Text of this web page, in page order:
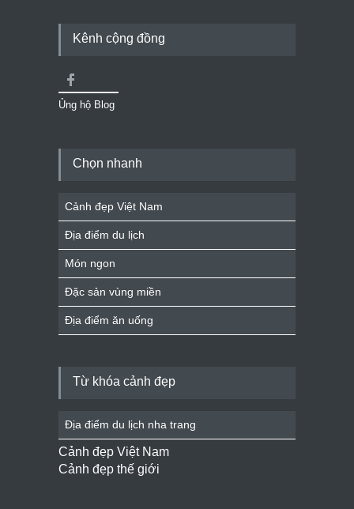
Kênh cộng đồng
Ủng hộ Blog
Chọn nhanh
Cảnh đẹp Việt Nam
Địa điểm du lịch
Món ngon
Đặc sản vùng miền
Địa điểm ăn uống
Từ khóa cảnh đẹp
Địa điểm du lịch nha trang
Cảnh đẹp Việt Nam
Cảnh đẹp thế giới